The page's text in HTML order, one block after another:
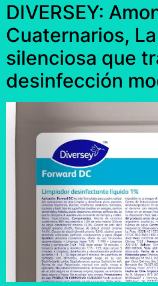
DIVERSEY:
Cuaternarios,
silenciosa que
desinfección